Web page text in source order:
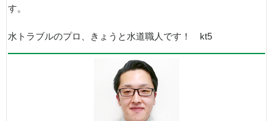
す。
水トラブルのプロ、きょうと水道職人です！ kt5